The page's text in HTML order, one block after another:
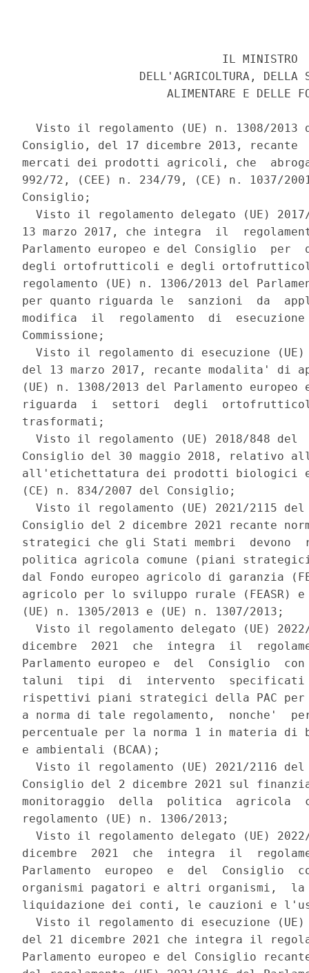
                             IL MINISTRO
DELL'AGRICOLTURA, DELLA
ALIMENTARE E DELLE
Visto il regolamento (UE) n. 1308/2013
Consiglio, del 17 dicembre 2013, recante
mercati dei prodotti agricoli, che
992/72, (CEE) n. 234/79, (CE) n. 1037/
Consiglio;
Visto il regolamento delegato (UE)
13 marzo 2017, che integra  il
Parlamento europeo e del Consiglio
degli ortofrutticoli e degli
regolamento (UE) n. 1306/2013 del
per quanto riguarda le  sanzioni  da
modifica  il  regolamento  di
Commissione;
Visto il regolamento di esecuzione
del 13 marzo 2017, recante modalita' di
(UE) n. 1308/2013 del Parlamento
riguarda  i  settori  degli
trasformati;
Visto il regolamento (UE) 2018/848 del
Consiglio del 30 maggio 2018, relativo
all'etichettatura dei prodotti biologici e
(CE) n. 834/2007 del Consiglio;
Visto il regolamento (UE) 2021/2115
Consiglio del 2 dicembre 2021 recante
strategici che gli Stati membri  devono
politica agricola comune (piani
dal Fondo europeo agricolo di garanzia
agricolo per lo sviluppo rurale (FEASR)
(UE) n. 1305/2013 e (UE) n. 1307/2013;
Visto il regolamento delegato (UE)
dicembre  2021  che  integra  il
Parlamento europeo e  del  Consiglio
taluni  tipi  di  intervento  specificati
rispettivi piani strategici della PAC per
a norma di tale regolamento,  nonche'
percentuale per la norma 1 in materia di
e ambientali (BCAA);
Visto il regolamento (UE) 2021/2116
Consiglio del 2 dicembre 2021 sul
monitoraggio  della  politica  agricola
regolamento (UE) n. 1306/2013;
Visto il regolamento delegato (UE)
dicembre  2021  che  integra  il
Parlamento  europeo  e  del  Consiglio
organismi pagatori e altri organismi,
liquidazione dei conti, le cauzioni e
Visto il regolamento di esecuzione
del 21 dicembre 2021 che integra il
Parlamento europeo e del Consiglio